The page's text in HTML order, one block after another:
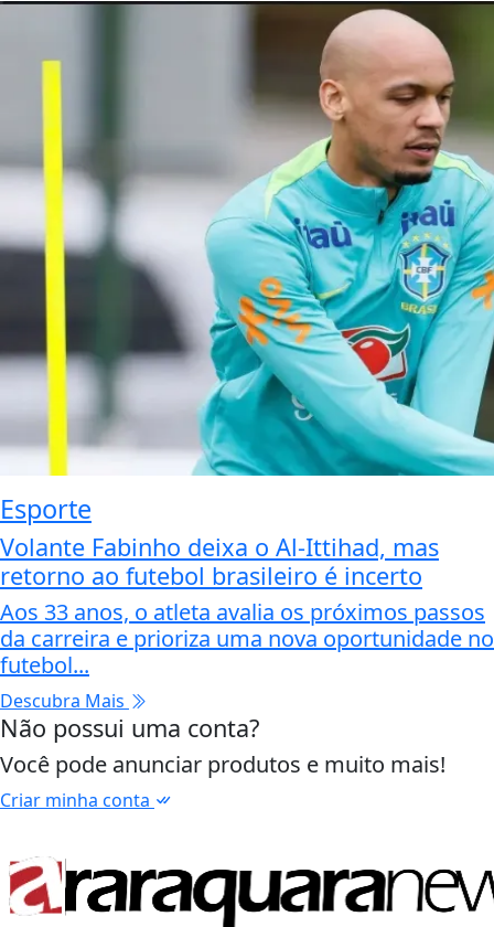
Esporte
Volante Fabinho deixa o Al-Ittihad, mas
retorno ao futebol brasileiro é incerto
Aos 33 anos, o atleta avalia os próximos passos
da carreira e prioriza uma nova oportunidade no
futebol...
Descubra Mais
Não possui uma conta?
Você pode anunciar produtos e muito mais!
Criar minha conta